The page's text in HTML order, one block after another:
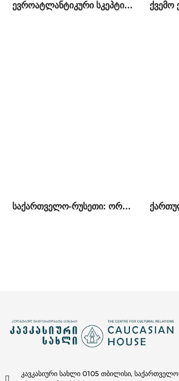
ევროატლანტიკური სკეპტიციზმი ქართულ საზოგადოებრივ-პოლიტიკურ სივრცეში
საქართველო-რუსეთი: ორი პერსპექტივა პოლიტიკურ, უსაფრთხოების და ეკონომიკურ საკითხებზე
კავკასიური სახლი 0105 თბილისი, საქართველო